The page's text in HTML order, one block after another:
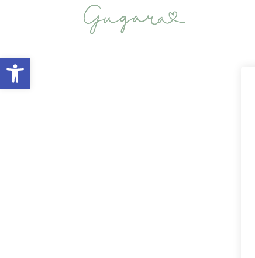
Abrir barra de herramientas